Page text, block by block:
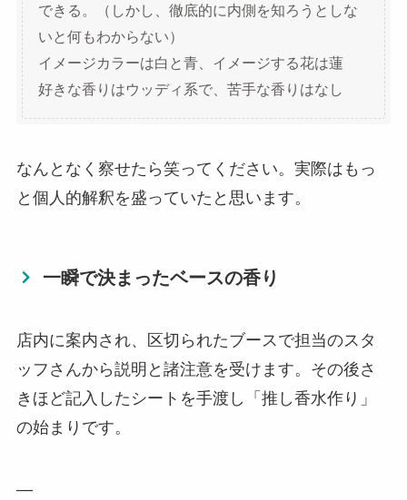
できる。（しかし、徹底的に内側を知ろうとしな
いと何もわからない）
イメージカラーは白と青、イメージする花は蓮
好きな香りはウッディ系で、苦手な香りはなし
なんとなく察せたら笑ってください。実際はもっ
と個人的解釈を盛っていたと思います。
一瞬で決まったベースの香り
店内に案内され、区切られたブースで担当のスタ
ッフさんから説明と諸注意を受けます。その後さ
きほど記入したシートを手渡し「推し香水作り」
の始まりです。
—